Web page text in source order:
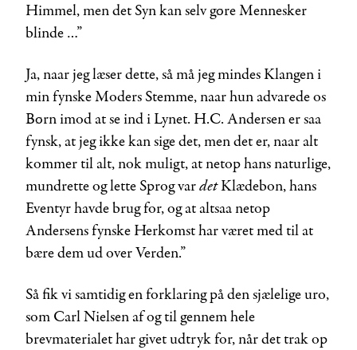
Himmel, men det Syn kan selv gøre Mennesker
blinde …”
Ja, naar jeg læser dette, så må jeg mindes Klangen i
min fynske Moders Stemme, naar hun advarede os
Børn imod at se ind i Lynet. H.C. Andersen er saa
fynsk, at jeg ikke kan sige det, men det er, naar alt
kommer til alt, nok muligt, at netop hans naturlige,
mundrette og lette Sprog vardetKlædebon, hans
Eventyr havde brug for, og at altsaa netop
Andersens fynske Herkomst har været med til at
bære dem ud over Verden.”
Så fik vi samtidig en forklaring på den sjælelige uro,
som Carl Nielsen af og til gennem hele
brevmaterialet har givet udtryk for, når det trak op